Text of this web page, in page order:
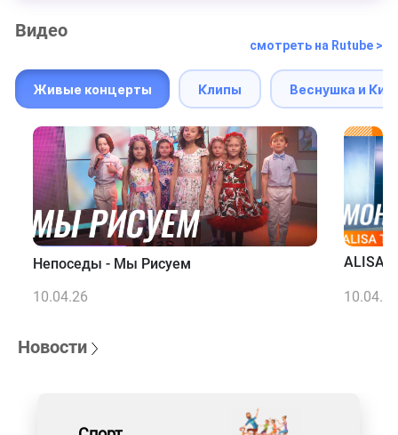
Видео
смотреть на Rutube >
Живые концерты Клипы Веснушка и
Непоседы - Мы Рисуем
10.04.26
ALISA
10.04.26
Новости